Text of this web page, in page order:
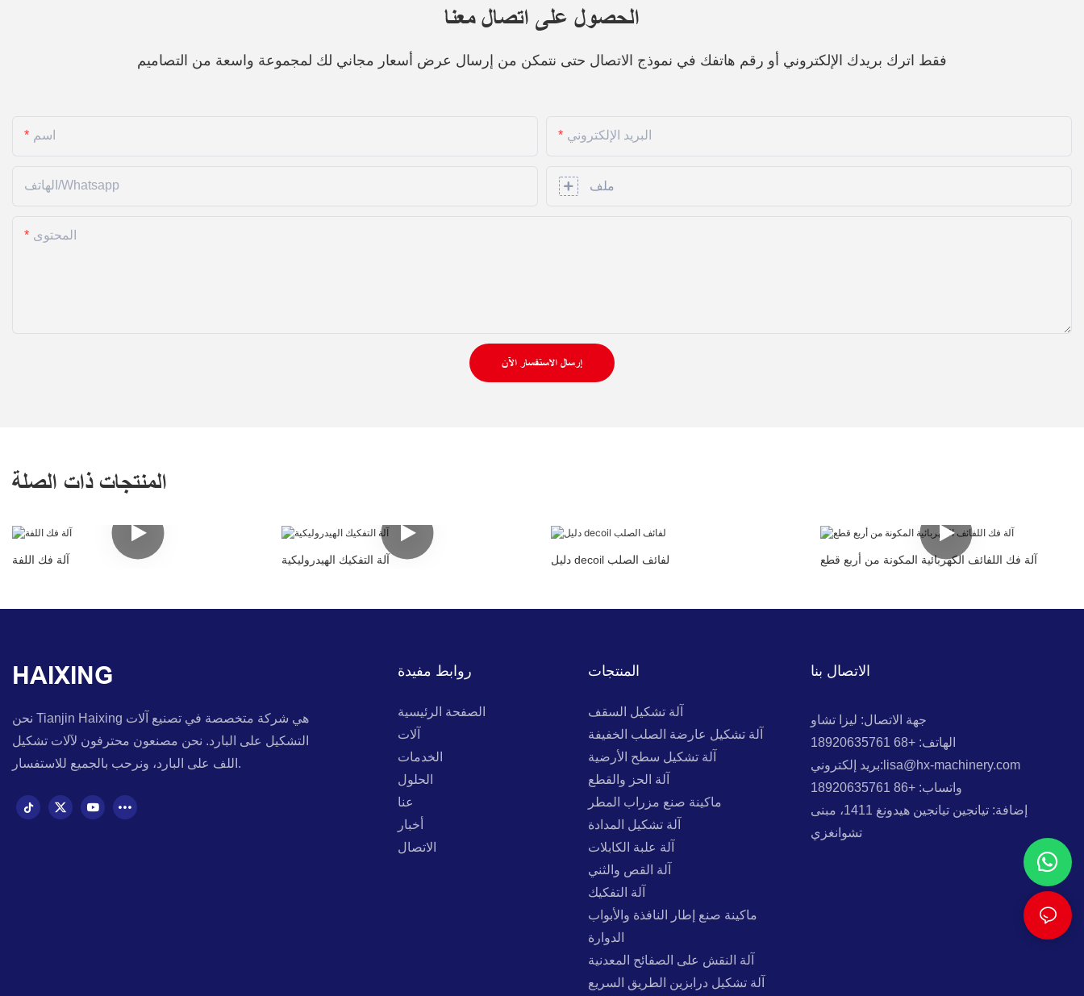
الحصول على اتصال معنا
فقط اترك بريدك الإلكتروني أو رقم هاتفك في نموذج الاتصال حتى نتمكن من إرسال عرض أسعار مجاني لك لمجموعة واسعة من التصاميم
اسم البريد الإلكتروني
الهاتف/whatsapp ملف
المحتوى
إرسال الاستفسار الآن
المنتجات ذات الصلة
آلة فك اللفة آلة التفكيك الهيدروليكية دليل decoil لفائف الصلب آلة فك اللفائف الكهربائية المكونة من أربع قطع
HAIXING
نحن Tianjin Haixing هي شركة متخصصة في تصنيع آلات
التشكيل على البارد. نحن مصنعون محترفون لآلات تشكيل
اللف على البارد، ونرحب بالجميع للاستفسار.
روابط مفيدة
الصفحة الرئيسية
آلات
الخدمات
الحلول
عنا
أخبار
الاتصال
المنتجات
آلة تشكيل السقف
آلة تشكيل عارضة الصلب الخفيفة
آلة تشكيل سطح الأرضية
آلة الحز والقطع
ماكينة صنع مزراب المطر
آلة تشكيل المدادة
آلة علبة الكابلات
آلة القص والثني
آلة التفكيك
ماكينة صنع إطار النافذة والأبواب
الدوارة
آلة النقش على الصفائح المعدنية
آلة تشكيل درابزين الطريق السريع
الاتصال بنا
جهة الاتصال: ليزا تشاو
الهاتف: +68 18920635761
بريد إلكتروني:lisa@hx-machinery.com
واتساب: +86 18920635761
إضافة: تيانجين تيانجين هيدونغ 1411، مبنى
تشوانغزي